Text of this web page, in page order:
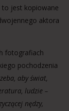
to jest kopiowane
aktora
fotografiach
pochodzenia
aby świat,
ludzie –
nędzy,